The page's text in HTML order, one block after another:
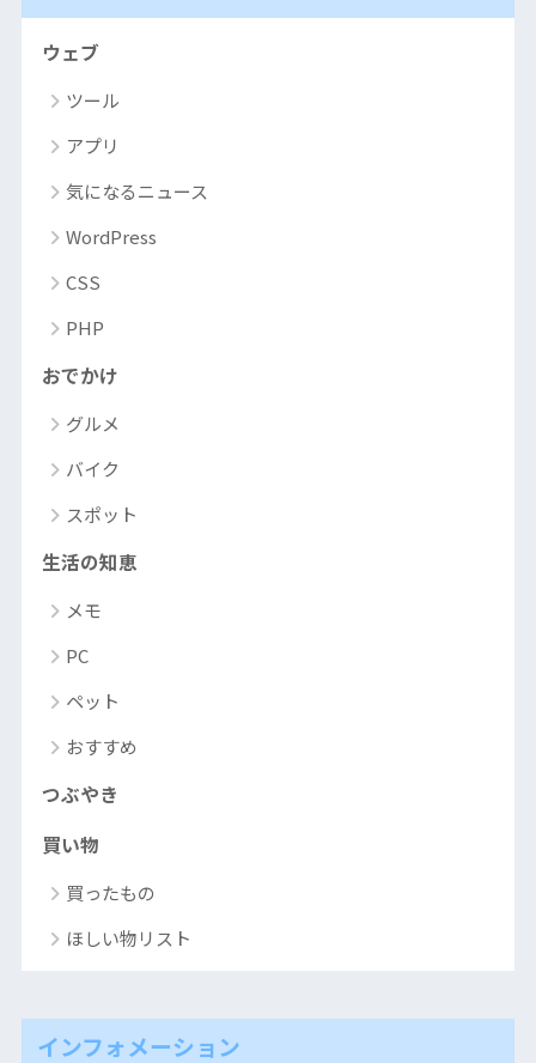
ウェブ
ツール
アプリ
気になるニュース
WordPress
CSS
PHP
おでかけ
グルメ
バイク
スポット
生活の知恵
メモ
PC
ペット
おすすめ
つぶやき
買い物
買ったもの
ほしい物リスト
インフォメーション